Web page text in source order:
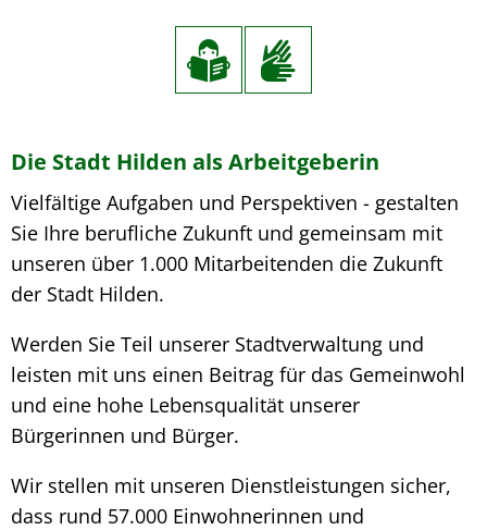
Jobs
&
Karriere
Die Stadt Hilden als Arbeitgeberin
Vielfältige Aufgaben und Perspektiven - gestalten
Sie Ihre berufliche Zukunft und gemeinsam mit
unseren über 1.000 Mitarbeitenden die Zukunft
der Stadt Hilden.
Werden Sie Teil unserer Stadtverwaltung und
leisten mit uns einen Beitrag für das Gemeinwohl
und eine hohe Lebensqualität unserer
Bürgerinnen und Bürger.
Wir stellen mit unseren Dienstleistungen sicher,
dass rund 57.000 Einwohnerinnen und